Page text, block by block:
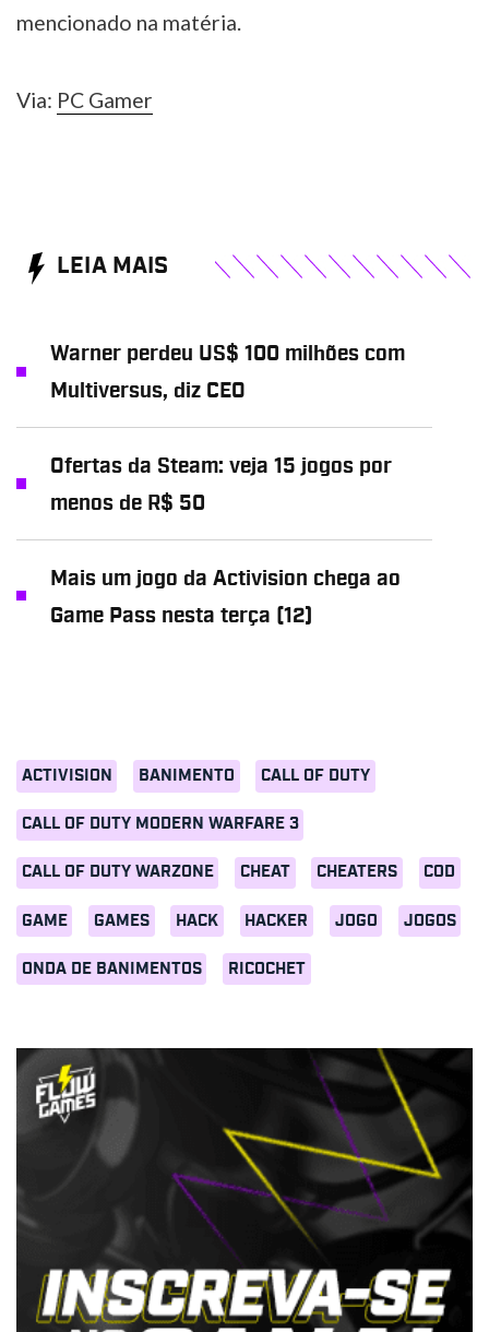
mencionado na matéria.
Via: PC Gamer
ACTIVISION BANIMENTO CALL OF DUTY
CALL OF DUTY MODERN WARFARE 3
CALL OF DUTY WARZONE CHEAT CHEATERS COD
GAME GAMES HACK HACKER JOGO JOGOS
ONDA DE BANIMENTOS RICOCHET
LEIA MAIS
Warner perdeu US$ 100 milhões com
Multiversus, diz CEO
Ofertas da Steam: veja 15 jogos por
menos de R$ 50
Mais um jogo da Activision chega ao
Game Pass nesta terça (12)